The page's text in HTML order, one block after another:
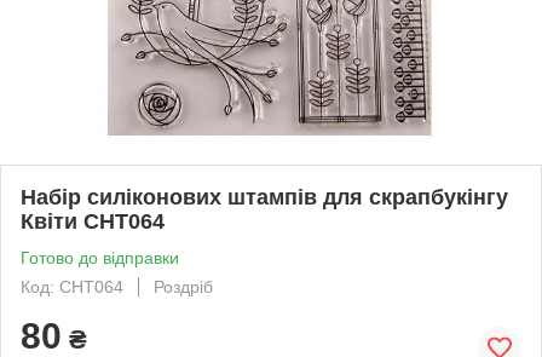
Набір силіконових штампів для скрапбукінгу
Квіти CHT064
Готово до відправки
Код: CHT064
Роздріб
80 ₴